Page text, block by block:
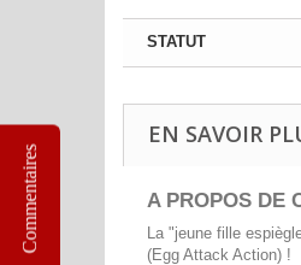
STATUT
EN SAVOIR
A PROPOS DE
La "jeune fille
(Egg Attack Action) !
Commentaires